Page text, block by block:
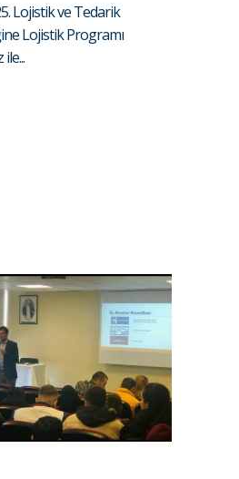
Lojistik ve Tedarik
Lojistik Programı